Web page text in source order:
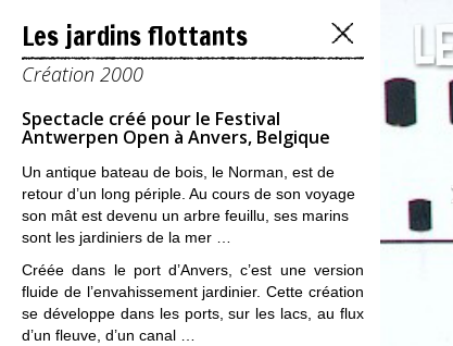
Les jardins flottants
Création 2000
Spectacle créé pour le Festival
Antwerpen Open à Anvers, Belgique
Un antique bateau de bois, le Norman, est de
retour d’un long périple. Au cours de son voyage
son mât est devenu un arbre feuillu, ses marins
sont les jardiniers de la mer …
Créée dans le port d’Anvers, c’est une version
fluide de l’envahissement jardinier. Cette création
se développe dans les ports, sur les lacs, au flux
d’un fleuve, d’un canal …